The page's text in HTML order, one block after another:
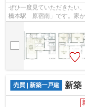
ぜひ一度見ていただきた
橋本駅 原宿南」です。家か
利なサンドラッグ 城山店が
売買 | 新築一戸建 新築